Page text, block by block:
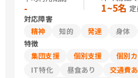
- 1~5名
対応障害
精神
知的 発達 身体
特徴
集団支援
個別支援 個別
IT特化
昼食あり 交通費